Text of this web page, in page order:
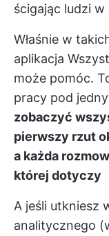
ścigając ludzi w
Właśnie w
aplikacja
może pomóc.
pracy pod
zobaczyć
pierwszy rzut
a każda
której dotyczy
A jeśli utkniesz
analitycznego